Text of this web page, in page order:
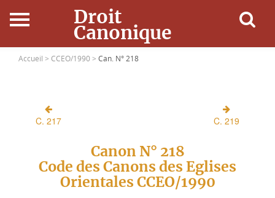
Droit
Canonique
Accueil
Ressources
Connexion
Accueil > CCEO/1990 > Can. N° 218
C. 217 C. 219
Canon N° 218
Code des Canons des Eglises
Orientales CCEO/1990